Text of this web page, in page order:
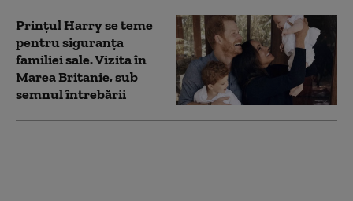
Prințul Harry se teme
pentru siguranța
familiei sale. Vizita în
Marea Britanie, sub
semnul întrebării